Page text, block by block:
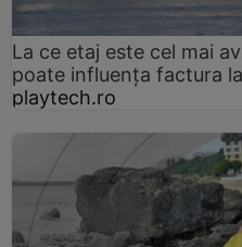
La ce etaj este cel mai
poate influența factura
playtech.ro